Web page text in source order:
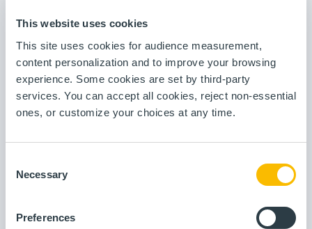
This website uses cookies
This site uses cookies for audience measurement,
content personalization and to improve your browsing
experience. Some cookies are set by third-party
services. You can accept all cookies, reject non-essential
ones, or customize your choices at any time.
Selection
Necessary
Preferences
sécurité sont mises en œuvre. Il s’agit d’un des
socles essentiels pour garantir la sécurité des
données traitées et la disponibilité des
infrastructures.
Une grande flexibilité dans le
dimensionnement des ressources
Un des principaux points forts du Cloud est la
capacité à ajuster les ressources rapidement et de
manière dynamique en fonction des besoins des
applications. Cela concerne à la fois la puissance
stockage. Différents mécanismes permettent de